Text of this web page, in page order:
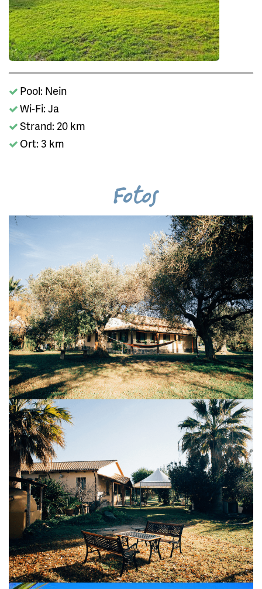
Pool: Nein
Wi-Fi: Ja
Strand: 20 km
Ort: 3 km
Fotos